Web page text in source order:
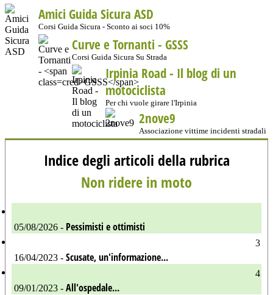
Amici Guida Sicura ASD
Corsi Guida Sicura - Sconto ai soci 10%
Curve e Tornanti - GSSS
Corsi Guida Sicura Su Strada
Irpinia Road - Il blog di un
motociclista
Per chi vuole girare l'Irpinia
2nove9
Associazione vittime incidenti stradali
Indice degli articoli della rubrica
Non ridere in moto
05/08/2026 - Pessimisti e ottimisti
3
16/04/2023 - Scusate, un'informazione...
4
09/01/2023 - All'ospedale...